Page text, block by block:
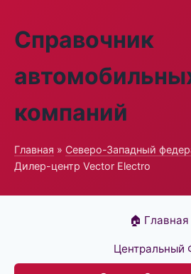
Справочник
компаний
Главная » Северо-Западный
Дилер-центр Vector Electro
🏠 Главная
Центральный